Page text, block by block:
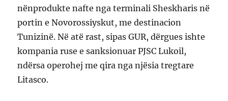
nënprodukte nafte nga terminali Sheskharis në
portin e Novorossiyskut, me destinacion
Tunizinë. Në atë rast, sipas GUR, dërgues ishte
kompania ruse e sanksionuar PJSC Lukoil,
ndërsa operohej me qira nga njësia tregtare
Litasco.